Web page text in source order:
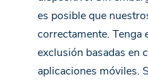
es posible que
correctamente. Tenga
exclusión basadas en
aplicaciones móviles.